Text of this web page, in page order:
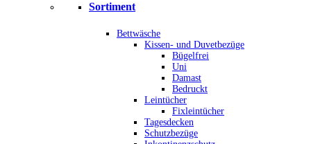
Sortiment
Bettwäsche
Kissen- und Duvetbezüge
Bügelfrei
Uni
Damast
Bedruckt
Leintücher
Fixleintücher
Tagesdecken
Schutzbezüge